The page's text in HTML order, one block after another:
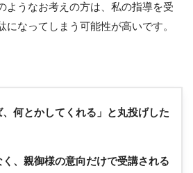
ようなお考えの方は、私の指導を受
になってしまう可能性が高いです。
、何とかしてくれる」と丸投げした
、親御様の意向だけで受講される